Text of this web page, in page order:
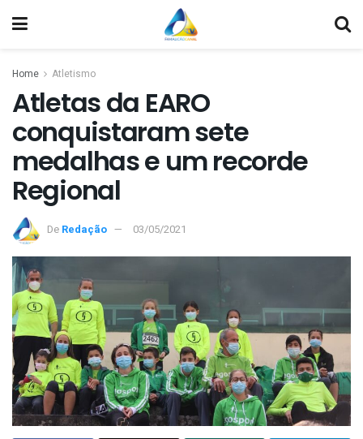
Home Atletismo
Atletas da EARO
conquistaram sete
medalhas e um recorde
Regional
De Redação 03/05/2021